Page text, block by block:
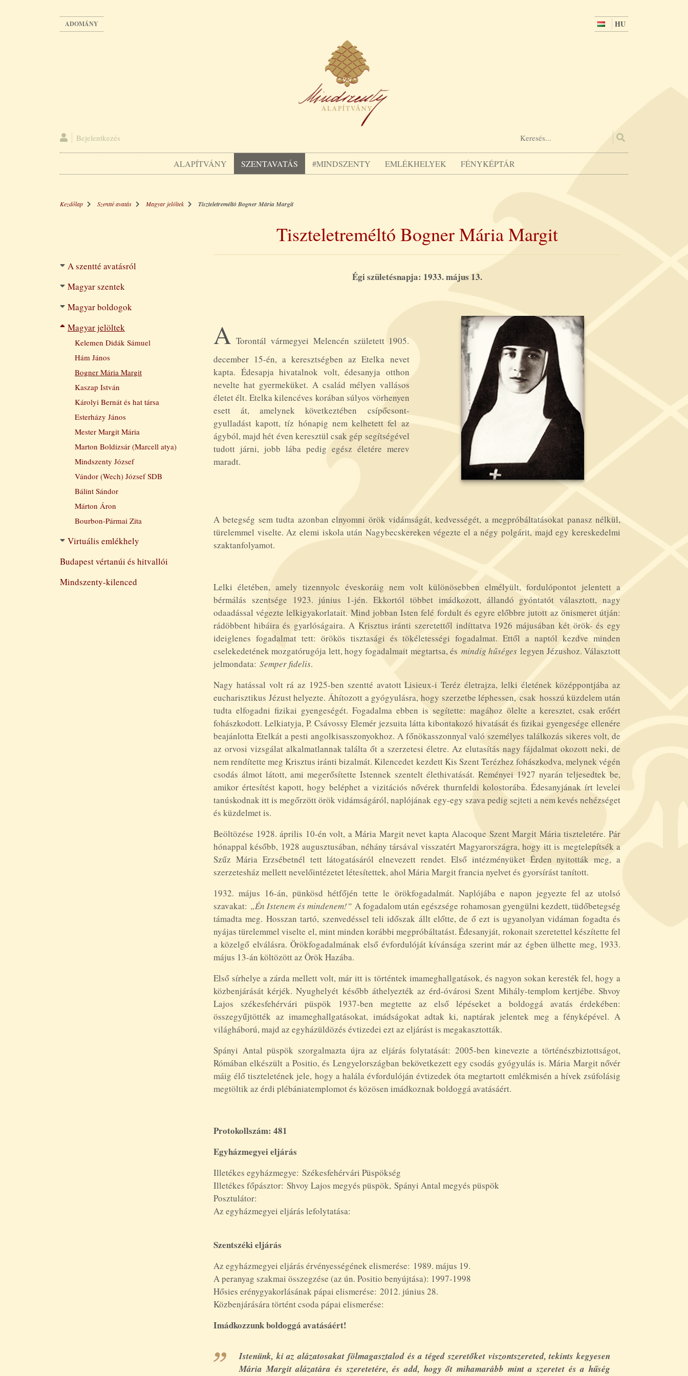
ADOMÁNY HU
Bejelentkezés
ALAPÍTVÁNY SZENTAVATÁS #MINDSZENTY EMLÉKHELYEK FÉNYKÉPTÁR
Kezdőlap Szentté avatás Magyar jelöltek Tiszteletreméltó Bogner Mária Margit
Filtered
navigation
A szentté avatásról
Magyar szentek
Magyar boldogok
Magyar jelöltek
Kelemen Didák Sámuel
Hám János
Bogner Mária Margit
Kaszap István
Károlyi Bernát és hat társa
Esterházy János
Mester Margit Mária
Marton Boldizsár (Marcell atya)
Mindszenty József
Vándor (Wech) József SDB
Bálint Sándor
Márton Áron
Bourbon-Pármai Zita
Virtuális emlékhely
Budapest vértanúi és hitvallói
Mindszenty-kilenced
Tiszteletreméltó Bogner Mária Margit
Égi születésnapja: 1933. május 13.
A Torontál vármegyei Melencén született 1905.
december 15-én, a keresztségben az Etelka nevet
kapta. Édesapja hivatalnok volt, édesanyja otthon
nevelte hat gyermeküket. A család mélyen vallásos
életet élt. Etelka kilencéves korában súlyos vörhenyen
esett át, amelynek következtében csípőcsont-
gyulladást kapott, tíz hónapig nem kelhetett fel az
ágyból, majd hét éven keresztül csak gép segítségével
tudott járni, jobb lába pedig egész életére merev
maradt.
A betegség sem tudta azonban elnyomni örök vidámságát, kedvességét, a megpróbáltatásokat panasz nélkül,
türelemmel viselte. Az elemi iskola után Nagybecskereken végezte el a négy polgárit, majd egy kereskedelmi
szaktanfolyamot.
Lelki életében, amely tizennyolc éveskoráig nem volt különösebben elmélyült, fordulópontot jelentett a
bérmálás szentsége 1923. június 1-jén. Ekkortól többet imádkozott, állandó gyóntatót választott, nagy
odaadással végezte lelkigyakorlatait. Mind jobban Isten felé fordult és egyre előbbre jutott az önismeret útján:
rádöbbent hibáira és gyarlóságaira. A Krisztus iránti szeretettől indíttatva 1926 májusában két örök- és egy
ideiglenes fogadalmat tett: örökös tisztasági és tökéletességi fogadalmat. Ettől a naptól kezdve minden
cselekedetének mozgatórugója lett, hogy fogadalmait megtartsa, és mindig hűségeslegyen Jézushoz. Választott
jelmondata: Semper fidelis.
Nagy hatással volt rá az 1925-ben szentté avatott Lisieux-i Teréz életrajza, lelki életének középpontjába az
eucharisztikus Jézust helyezte. Áhítozott a gyógyulásra, hogy szerzetbe léphessen, csak hosszú küzdelem után
tudta elfogadni fizikai gyengeségét. Fogadalma ebben is segítette: magához ölelte a keresztet, csak erőért
fohászkodott. Lelkiatyja, P. Csávossy Elemér jezsuita látta kibontakozó hivatását és fizikai gyengesége ellenére
beajánlotta Etelkát a pesti angolkisasszonyokhoz. A főnökasszonnyal való személyes találkozás sikeres volt, de
az orvosi vizsgálat alkalmatlannak találta őt a szerzetesi életre. Az elutasítás nagy fájdalmat okozott neki, de
nem rendítette meg Krisztus iránti bizalmát. Kilencedet kezdett Kis Szent Terézhez fohászkodva, melynek végén
csodás álmot látott, ami megerősítette Istennek szentelt élethivatását. Reményei 1927 nyarán teljesedtek be,
amikor értesítést kapott, hogy beléphet a vizitációs nővérek thurnfeldi kolostorába. Édesanyjának írt levelei
tanúskodnak itt is megőrzött örök vidámságáról, naplójának egy-egy szava pedig sejteti a nem kevés nehézséget
és küzdelmet is.
Beöltözése 1928. április 10-én volt, a Mária Margit nevet kapta Alacoque Szent Margit Mária tiszteletére. Pár
hónappal később, 1928 augusztusában, néhány társával visszatért Magyarországra, hogy itt is megtelepítsék a
Szűz Mária Erzsébetnél tett látogatásáról elnevezett rendet. Első intézményüket Érden nyitották meg, a
szerzetesház mellett nevelőintézetet létesítettek, ahol Mária Margit francia nyelvet és gyorsírást tanított.
1932. május 16-án, pünkösd hétfőjén tette le örökfogadalmát. Naplójába e napon jegyezte fel az utolsó
szavakat: „Én Istenem és mindenem!”A fogadalom után egészsége rohamosan gyengülni kezdett, tüdőbetegség
támadta meg. Hosszan tartó, szenvedéssel teli időszak állt előtte, de ő ezt is ugyanolyan vidáman fogadta és
nyájas türelemmel viselte el, mint minden korábbi megpróbáltatást. Édesanyját, rokonait szeretettel készítette fel
a közelgő elválásra. Örökfogadalmának első évfordulóját kívánsága szerint már az égben ülhette meg, 1933.
május 13-án költözött az Örök Hazába.
Első sírhelye a zárda mellett volt, már itt is történtek imameghallgatások, és nagyon sokan keresték fel, hogy a
közbenjárását kérjék. Nyughelyét később áthelyezték az érd-óvárosi Szent Mihály-templom kertjébe. Shvoy
Lajos székesfehérvári püspök 1937-ben megtette az első lépéseket a boldoggá avatás érdekében:
összegyűjtötték az imameghallgatásokat, imádságokat adtak ki, naptárak jelentek meg a fényképével. A
világháború, majd az egyházüldözés évtizedei ezt az eljárást is megakasztották.
Spányi Antal püspök szorgalmazta újra az eljárás folytatását: 2005-ben kinevezte a történészbiztottságot,
Rómában elkészült a Positio, és Lengyelországban bekövetkezett egy csodás gyógyulás is. Mária Margit nővér
máig élő tiszteletének jele, hogy a halála évfordulóján évtizedek óta megtartott emlékmisén a hívek zsúfolásig
megtöltik az érdi plébániatemplomot és közösen imádkoznak boldoggá avatásáért.
Protokollszám: 481
Egyházmegyei eljárás
Illetékes egyházmegye: Székesfehérvári Püspökség
Illetékes főpásztor: Shvoy Lajos megyés püspök, Spányi Antal megyés püspök
Posztulátor:
Az egyházmegyei eljárás lefolytatása:
Szentszéki eljárás
Az egyházmegyei eljárás érvényességének elismerése: 1989. május 19.
A peranyag szakmai összegzése (az ún. Positio benyújtása): 1997-1998
Hősies erénygyakorlásának pápai elismerése: 2012. június 28.
Közbenjárására történt csoda pápai elismerése:
Imádkozzunk boldoggá avatásáért!
Istenünk, ki az alázatosakat fölmagasztalod és a téged szeretőket viszontszereted, tekints kegyesen
Mária Margit alázatára és szeretetére, és add, hogy őt mihamarább mint a szeretet és a hűség